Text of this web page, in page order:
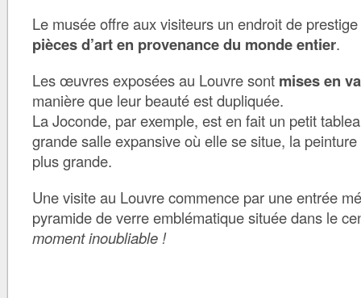
Le musée offre aux visiteurs un endroit de
pièces d’art en provenance du monde entier.
Les œuvres exposées au Louvre sont mises en
manière que leur beauté est dupliquée.
La Joconde, par exemple, est en fait un petit
grande salle expansive où elle se situe, la
plus grande.
Une visite au Louvre commence par une entrée
pyramide de verre emblématique située dans le
moment inoubliable !